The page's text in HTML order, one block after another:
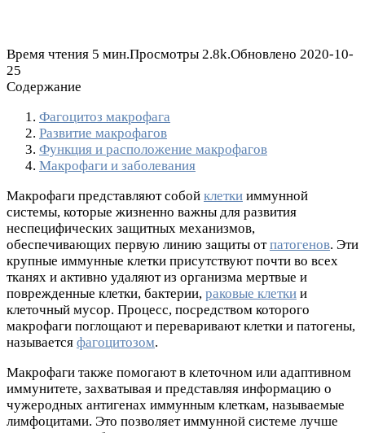
Время чтения 5 мин.Просмотры 2.8k.Обновлено 2020-10-
25
Содержание
Фагоцитоз макрофага
Развитие макрофагов
Функция и расположение макрофагов
Макрофаги и заболевания
Макрофаги представляют собой клетки иммунной
системы, которые жизненно важны для развития
неспецифических защитных механизмов,
обеспечивающих первую линию защиты отпатогенов. Эти
крупные иммунные клетки присутствуют почти во всех
тканях и активно удаляют из организма мертвые и
поврежденные клетки, бактерии, раковые клетки и
клеточный мусор. Процесс, посредством которого
макрофаги поглощают и переваривают клетки и патогены,
называется фагоцитозом.
Макрофаги также помогают в клеточном или адаптивном
иммунитете, захватывая и представляя информацию о
чужеродных антигенах иммунным клеткам, называемые
лимфоцитами. Это позволяет иммунной системе лучше